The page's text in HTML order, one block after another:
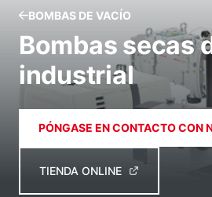
BOMBAS DE VACÍO
Bombas secas
industrial
PÓNGASE EN CONTACTO CON
TIENDA ONLINE